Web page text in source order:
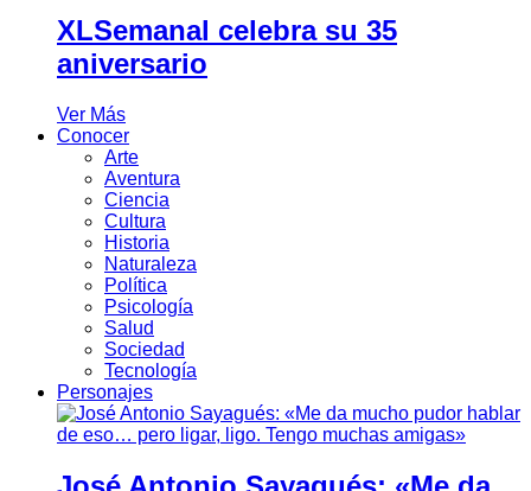
XLSemanal celebra su 35
aniversario
Ver Más
Conocer
Arte
Aventura
Ciencia
Cultura
Historia
Naturaleza
Política
Psicología
Salud
Sociedad
Tecnología
Personajes